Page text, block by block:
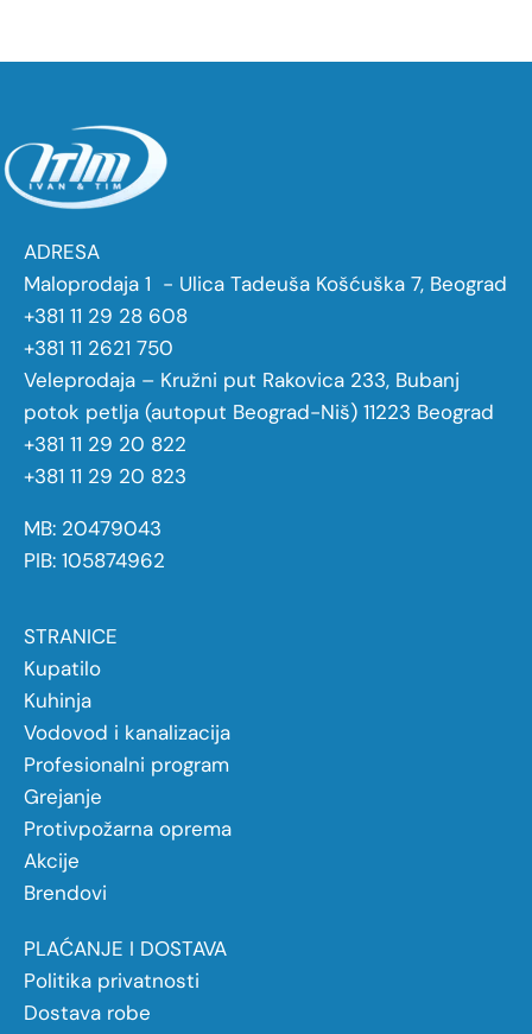
ADRESA
Maloprodaja 1 - Ulica Tadeuša Košćuška 7, Beograd
+381 11 29 28 608
+381 11 2621 750
Veleprodaja – Kružni put Rakovica 233, Bubanj
potok petlja (autoput Beograd-Niš) 11223 Beograd
+381 11 29 20 822
+381 11 29 20 823
MB: 20479043
PIB: 105874962
STRANICE
Kupatilo
Kuhinja
Vodovod i kanalizacija
Profesionalni program
Grejanje
Protivpožarna oprema
Akcije
Brendovi
PLAĆANJE I DOSTAVA
Politika privatnosti
Dostava robe